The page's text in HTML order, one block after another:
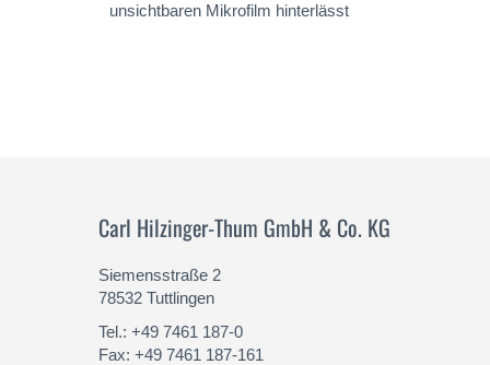
unsichtbaren Mikrofilm hinterlässt
Carl Hilzinger-Thum GmbH & Co. KG
Siemensstraße 2
78532 Tuttlingen
Tel.: +49 7461 187-0
Fax: +49 7461 187-161